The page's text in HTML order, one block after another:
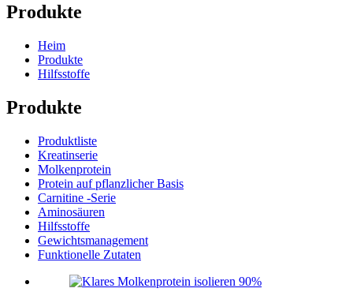
Produkte
Heim
Produkte
Hilfsstoffe
Produkte
Produktliste
Kreatinserie
Molkenprotein
Protein auf pflanzlicher Basis
Carnitine -Serie
Aminosäuren
Hilfsstoffe
Gewichtsmanagement
Funktionelle Zutaten